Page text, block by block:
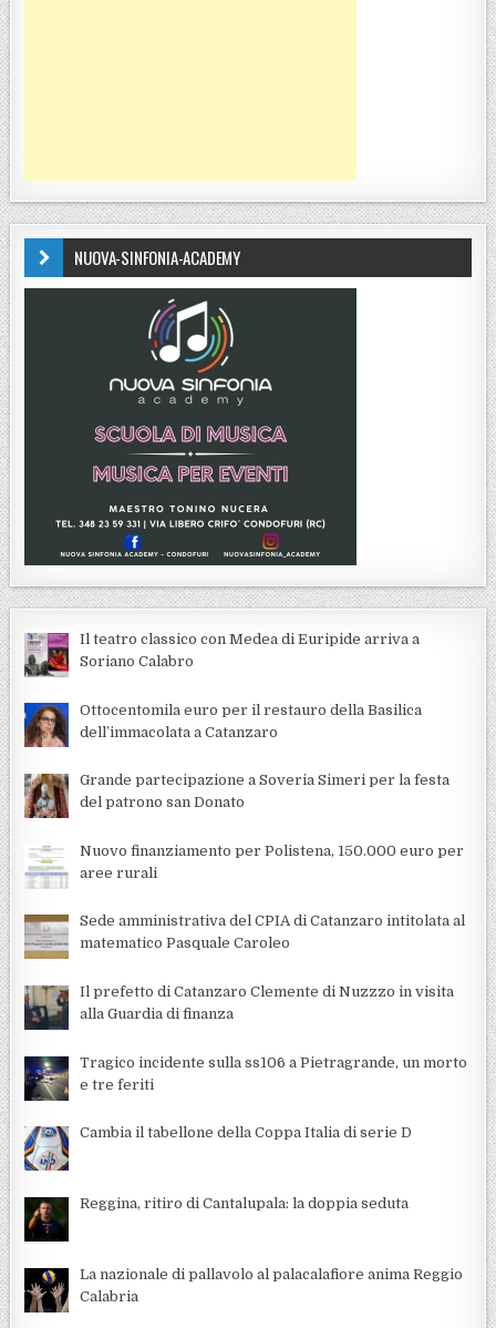
NUOVA-SINFONIA-ACADEMY
Il teatro classico con Medea di Euripide arriva a
Soriano Calabro
Ottocentomila euro per il restauro della Basilica
dell’immacolata a Catanzaro
Grande partecipazione a Soveria Simeri per la festa
del patrono san Donato
Nuovo finanziamento per Polistena, 150.000 euro per
aree rurali
Sede amministrativa del CPIA di Catanzaro intitolata al
matematico Pasquale Caroleo
Il prefetto di Catanzaro Clemente di Nuzzzo in visita
alla Guardia di finanza
Tragico incidente sulla ss106 a Pietragrande, un morto
e tre feriti
Cambia il tabellone della Coppa Italia di serie D
Reggina, ritiro di Cantalupala: la doppia seduta
La nazionale di pallavolo al palacalafiore anima Reggio
Calabria